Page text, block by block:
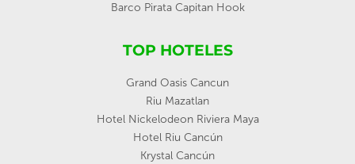
Barco Pirata Capitan Hook
TOP HOTELES
Grand Oasis Cancun
Riu Mazatlan
Hotel Nickelodeon Riviera Maya
Hotel Riu Cancún
Krystal Cancún